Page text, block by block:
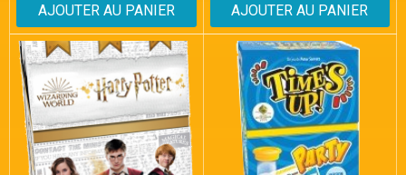
AJOUTER AU PANIER AJOUTER AU PANIER